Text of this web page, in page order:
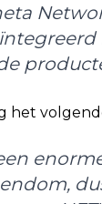
het